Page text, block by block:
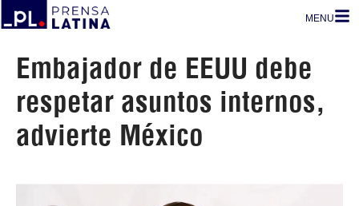
MENU
Embajador de EEUU debe
respetar asuntos internos,
advierte México